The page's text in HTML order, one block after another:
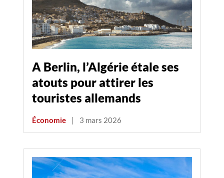
A Berlin, l’Algérie étale ses
atouts pour attirer les
touristes allemands
Économie | 3 mars 2026